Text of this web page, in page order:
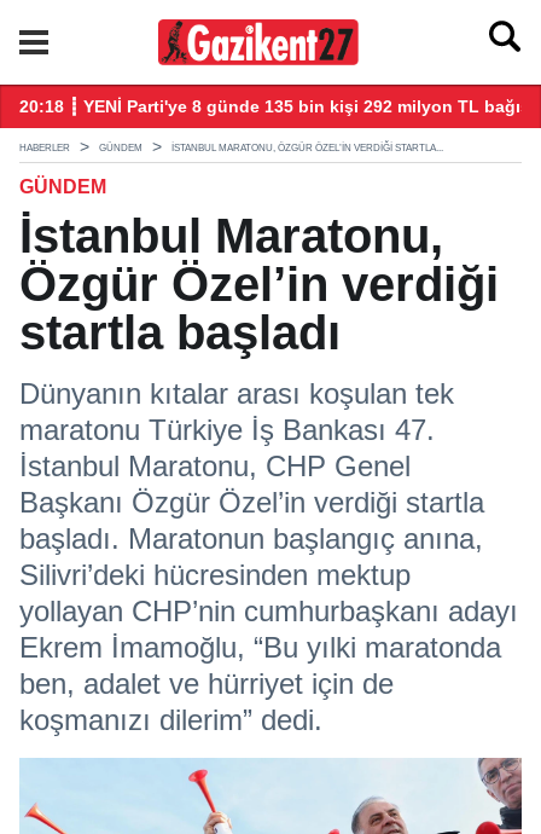
20:18 ┋ YENİ Parti'ye 8 günde 135 bin kişi 292 milyon TL bağış
HABERLER GÜNDEM İSTANBUL MARATONU, ÖZGÜR ÖZEL’IN VERDIĞI STARTLA...
GÜNDEM
İstanbul Maratonu,
Özgür Özel’in verdiği
startla başladı
Dünyanın kıtalar arası koşulan tek
maratonu Türkiye İş Bankası 47.
İstanbul Maratonu, CHP Genel
Başkanı Özgür Özel’in verdiği startla
başladı. Maratonun başlangıç anına,
Silivri’deki hücresinden mektup
yollayan CHP’nin cumhurbaşkanı adayı
Ekrem İmamoğlu, “Bu yılki maratonda
ben, adalet ve hürriyet için de
koşmanızı dilerim” dedi.